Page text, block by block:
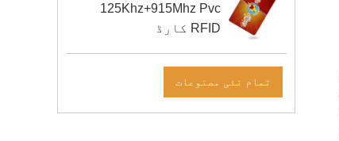
125Khz+915Mhz Pvc
RFID کارڈ
تمام نئی مصنوعات